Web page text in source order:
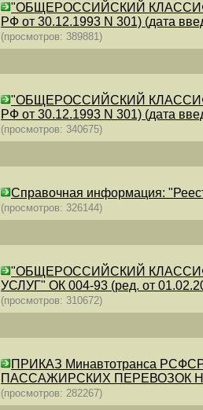
"ОБЩЕРОССИЙСКИЙ
РФ от 30.12.1993 N 301) (дата
(просмотров: 389881)
"ОБЩЕРОССИЙСКИЙ
РФ от 30.12.1993 N 301) (дата
(просмотров: 340675)
Справочная информация:
(просмотров: 326144)
"ОБЩЕРОССИЙСКИЙ
УСЛУГ" ОК 004-93 (ред. от
(просмотров: 310672)
ПРИКАЗ Минавтотранса
ПАССАЖИРСКИХ ПЕРЕВОЗОК
(просмотров: 282267)